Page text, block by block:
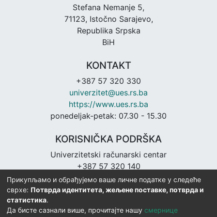
Stefana Nemanje 5,
71123, Istočno Sarajevo,
Republika Srpska
BiH
KONTAKT
+387 57 320 330
univerzitet@ues.rs.ba
https://www.ues.rs.ba
ponedeljak-petak: 07.30 - 15.30
KORISNIČKA PODRŠKA
Univerzitetski računarski centar
+387 57 320 140
urc@ues.rs.ba
https://urc.ues.rs.ba
Прикупљамо и обрађујемо ваше личне податке у следеће
сврхе: Потврда идентитета, жељене поставке, потврда и
статистика.
Да бисте сазнали више, прочитајте нашу смернице